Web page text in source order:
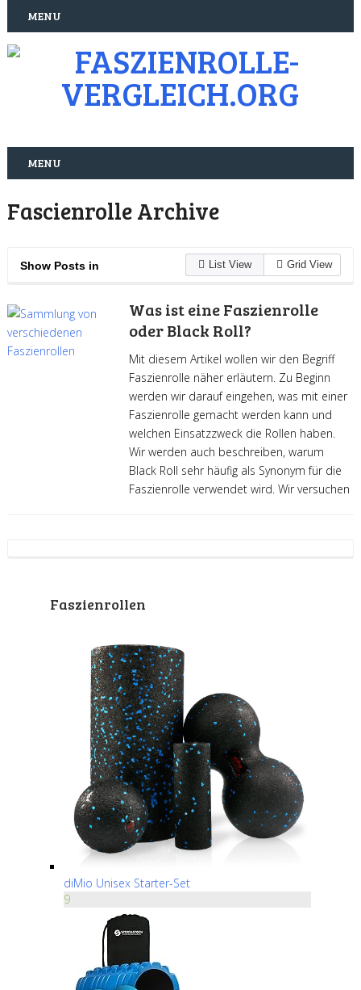
MENU
MENU
Fascienrolle Archive
Show Posts in List View Grid View
Was ist eine Faszienrolle
oder Black Roll?
Mit diesem Artikel wollen wir den Begriff
Faszienrolle näher erläutern. Zu Beginn
werden wir darauf eingehen, was mit einer
Faszienrolle gemacht werden kann und
welchen Einsatzzweck die Rollen haben.
Wir werden auch beschreiben, warum
Black Roll sehr häufig als Synonym für die
Faszienrolle verwendet wird. Wir versuchen
Faszienrollen
diMio Unisex Starter-Set
9